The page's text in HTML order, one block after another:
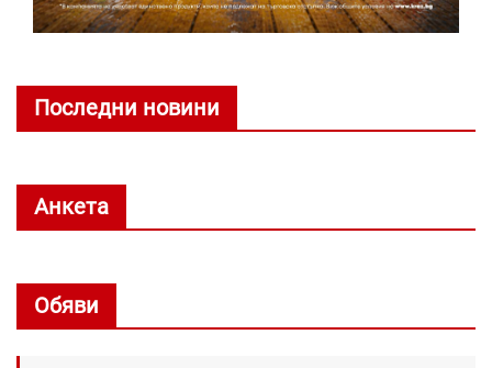
Последни новини
Анкета
Обяви